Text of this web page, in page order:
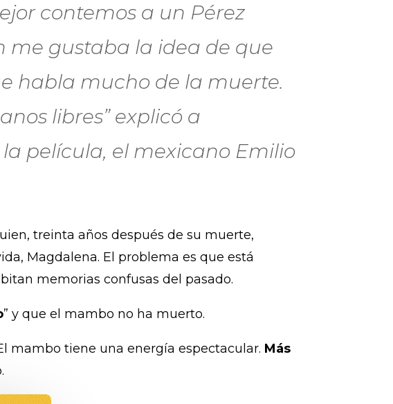
contemos a un Pérez
me gustaba la idea de que
habla mucho de la muerte.
libres” explicó a
película, el mexicano Emilio
treinta años después de su muerte,
Magdalena. El problema es que está
memorias confusas del pasado.
” y que el mambo no ha muerto.
mambo tiene una energía espectacular. Más